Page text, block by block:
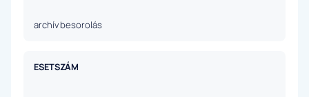
archív besorolás
ESETSZÁM